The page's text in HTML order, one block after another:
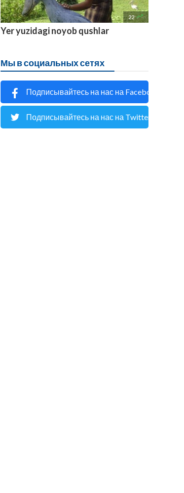
22 
Yer yuzidagi noyob qushlar
Мы в социальных сетях
Подписывайтесь на нас на Facebook
Подписывайтесь на нас на Twitter